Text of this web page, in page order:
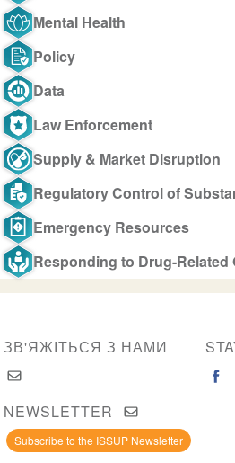
Mental Health
Policy
Data
Law Enforcement
Supply & Market Disruption
Regulatory Control of
Emergency Resources
Responding to Drug-Related
ЗВ'ЯЖІТЬСЯ З НАМИ
NEWSLETTER
Subscribe to the ISSUP Newsletter